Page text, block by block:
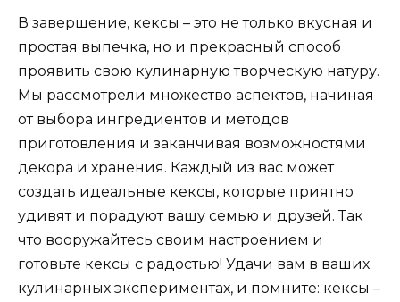
В завершение, кексы – это не только вкусная и
простая выпечка, но и прекрасный способ
проявить свою кулинарную творческую натуру.
Мы рассмотрели множество аспектов, начиная
от выбора ингредиентов и методов
приготовления и заканчивая возможностями
декора и хранения. Каждый из вас может
создать идеальные кексы, которые приятно
удивят и порадуют вашу семью и друзей. Так
что вооружайтесь своим настроением и
готовьте кексы с радостью! Удачи вам в ваших
кулинарных экспериментах, и помните: кексы –